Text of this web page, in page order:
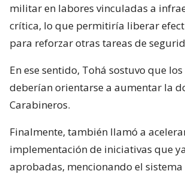
militar en labores vinculadas a
crítica, lo que permitiría liberar
para reforzar otras tareas de
En ese sentido, Tohá sostuvo que
deberían orientarse a aumentar la
Carabineros.
Finalmente, también llamó a
implementación de iniciativas que
aprobadas, mencionando el